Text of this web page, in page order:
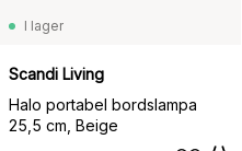
I lager
Scandi Living
Halo portabel bordslampa
25,5 cm, Beige